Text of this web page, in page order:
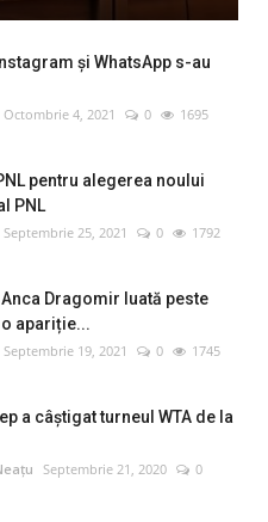
și WhatsApp s-au
Octombrie 4, 2021 0 1695
pentru alegerea noului
PNL
Septembrie 25, 2021 0 1792
Anca Dragomir luată peste
apariție...
Septembrie 19, 2021 0 1745
a câştigat turneul WTA de la
Septembrie 21, 2020
0